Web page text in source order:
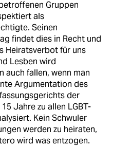
Gruppen
als
Seinen
findet dies in Recht und
Heiratsverbot für uns
Lesben wird
auch fallen, wenn man
Argumentation des
der
Jahre zu allen LGBT-
Kein Schwuler
werden zu heiraten,
wird was entzogen.